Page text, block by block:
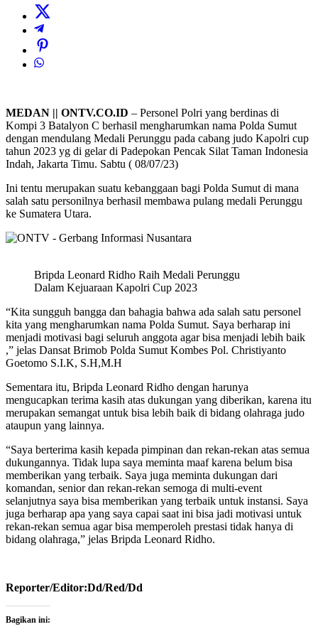
MEDAN || ONTV.CO.ID – Personel Polri yang berdinas di
Kompi 3 Batalyon C berhasil mengharumkan nama Polda Sumut
dengan mendulang Medali Perunggu pada cabang judo Kapolri cup
tahun 2023 yg di gelar di Padepokan Pencak Silat Taman Indonesia
Indah, Jakarta Timu. Sabtu ( 08/07/23)
Ini tentu merupakan suatu kebanggaan bagi Polda Sumut di mana
salah satu personilnya berhasil membawa pulang medali Perunggu
ke Sumatera Utara.
Bripda Leonard Ridho Raih Medali Perunggu
Dalam Kejuaraan Kapolri Cup 2023
“Kita sungguh bangga dan bahagia bahwa ada salah satu personel
kita yang mengharumkan nama Polda Sumut. Saya berharap ini
menjadi motivasi bagi seluruh anggota agar bisa menjadi lebih baik
,” jelas Dansat Brimob Polda Sumut Kombes Pol. Christiyanto
Goetomo S.I.K, S.H,M.H
Sementara itu, Bripda Leonard Ridho dengan harunya
mengucapkan terima kasih atas dukungan yang diberikan, karena itu
merupakan semangat untuk bisa lebih baik di bidang olahraga judo
ataupun yang lainnya.
“Saya berterima kasih kepada pimpinan dan rekan-rekan atas semua
dukungannya. Tidak lupa saya meminta maaf karena belum bisa
memberikan yang terbaik. Saya juga meminta dukungan dari
komandan, senior dan rekan-rekan semoga di multi-event
selanjutnya saya bisa memberikan yang terbaik untuk instansi. Saya
juga berharap apa yang saya capai saat ini bisa jadi motivasi untuk
rekan-rekan semua agar bisa memperoleh prestasi tidak hanya di
bidang olahraga,” jelas Bripda Leonard Ridho.
Reporter/Editor:Dd/Red/Dd
Bagikan ini: